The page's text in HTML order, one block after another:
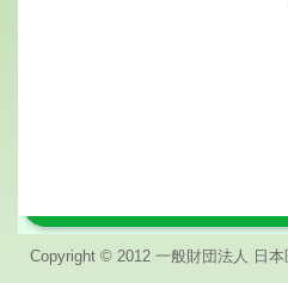
Copyright © 2012 一般財団法人 日